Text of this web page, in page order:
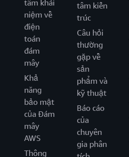
tâm khái
niệm về
điện
toán
đám
mây
Khả
năng
bảo mật
của Đám
mây
AWS
Thông
tâm kiến
trúc
Câu hỏi
thường
gặp về
sản
phẩm và
kỹ thuật
Báo cáo
của
chuyên
gia phân